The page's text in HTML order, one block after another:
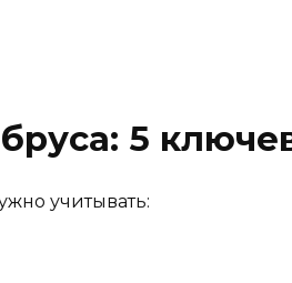
5
учитывать: